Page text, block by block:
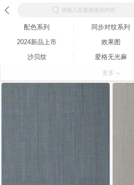
请输入您要搜索的内容
配色系列 同步对纹系列
2024新品上市
效果图
沙贝纹
爱格无光麻
纳米肤感
小雨丝
更多